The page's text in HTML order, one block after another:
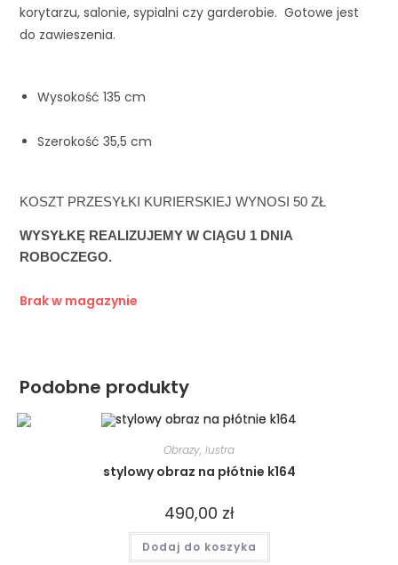
korytarzu, salonie, sypialni czy garderobie.  Gotowe jest
do zawieszenia.
Wysokość 135 cm
Szerokość 35,5 cm
KOSZT PRZESYŁKI KURIERSKIEJ WYNOSI 50 ZŁ
WYSYŁKĘ REALIZUJEMY W CIĄGU 1 DNIA
ROBOCZEGO.
Brak w magazynie
Podobne produkty
Obrazy, lustra
stylowy obraz na płótnie k164
490,00 zł
Dodaj do koszyka